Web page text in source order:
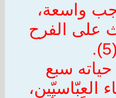
واسعة،
على الفرح
سبع
العبّاسيّين،